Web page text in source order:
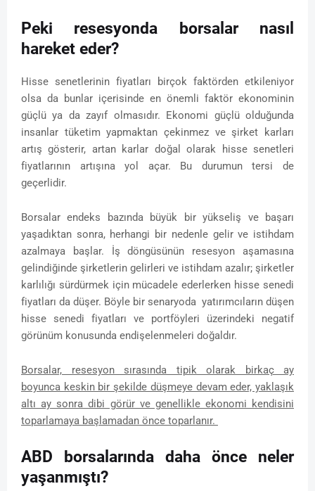
Peki resesyonda borsalar nasıl
hareket eder?
Hisse senetlerinin fiyatları birçok faktörden etkileniyor
olsa da bunlar içerisinde en önemli faktör ekonominin
güçlü ya da zayıf olmasıdır. Ekonomi güçlü olduğunda
insanlar tüketim yapmaktan çekinmez ve şirket karları
artış gösterir, artan karlar doğal olarak hisse senetleri
fiyatlarının artışına yol açar. Bu durumun tersi de
geçerlidir.
Borsalar endeks bazında büyük bir yükseliş ve başarı
yaşadıktan sonra, herhangi bir nedenle gelir ve istihdam
azalmaya başlar. İş döngüsünün resesyon aşamasına
gelindiğinde şirketlerin gelirleri ve istihdam azalır; şirketler
karlılığı sürdürmek için mücadele ederlerken hisse senedi
fiyatları da düşer. Böyle bir senaryoda yatırımcıların düşen
hisse senedi fiyatları ve portföyleri üzerindeki negatif
görünüm konusunda endişelenmeleri doğaldır.
Borsalar, resesyon sırasında tipik olarak birkaç ay
boyunca keskin bir şekilde düşmeye devam eder, yaklaşık
altı ay sonra dibi görür ve genellikle ekonomi kendisini
toparlamaya başlamadan önce toparlanır.
ABD borsalarında daha önce neler
yaşanmıştı?